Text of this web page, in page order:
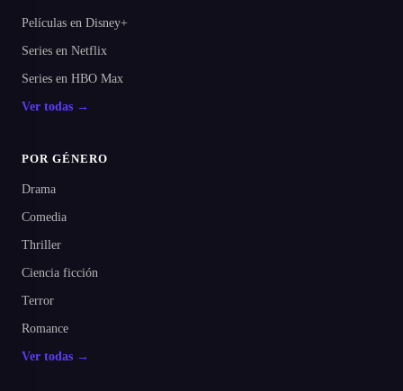
Películas en Disney+
Series en Netflix
Series en HBO Max
Ver todas →
POR GÉNERO
Drama
Comedia
Thriller
Ciencia ficción
Terror
Romance
Ver todas →